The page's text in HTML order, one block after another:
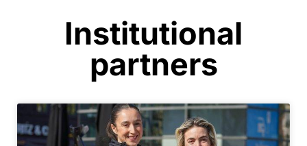
Institutional
partners